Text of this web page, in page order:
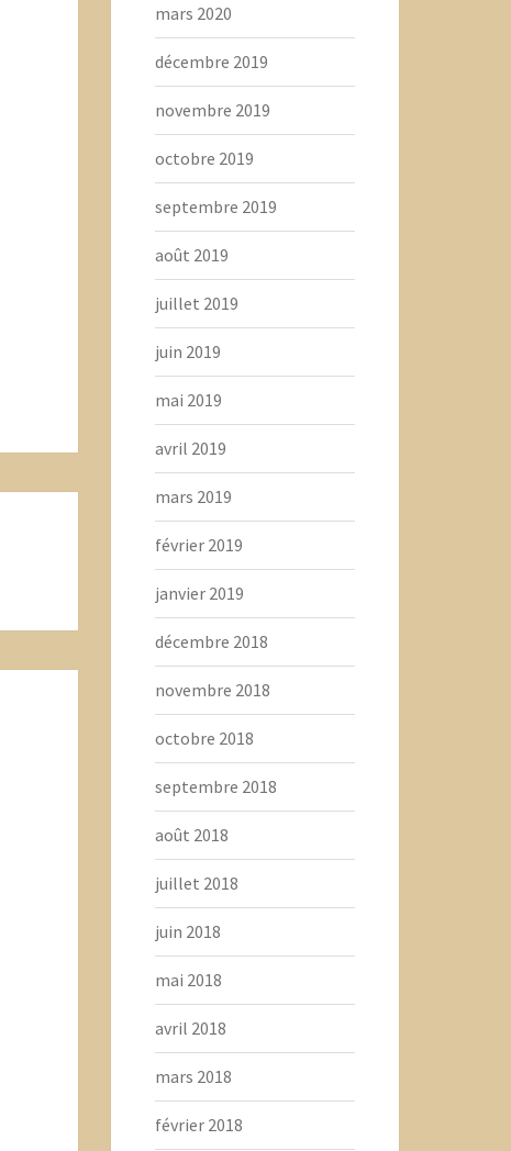
mars 2020
décembre 2019
novembre 2019
octobre 2019
septembre 2019
août 2019
juillet 2019
juin 2019
mai 2019
avril 2019
mars 2019
février 2019
janvier 2019
décembre 2018
novembre 2018
octobre 2018
septembre 2018
août 2018
juillet 2018
juin 2018
mai 2018
avril 2018
mars 2018
février 2018